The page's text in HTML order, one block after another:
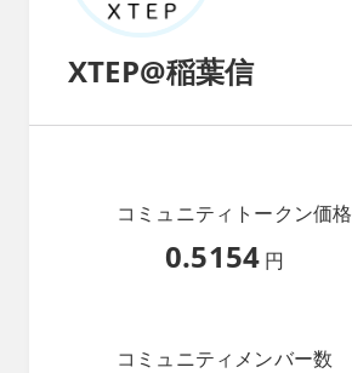
XTEP@稲葉信
コミュニティトークン価格
0.5154 円
コミュニティメンバー数